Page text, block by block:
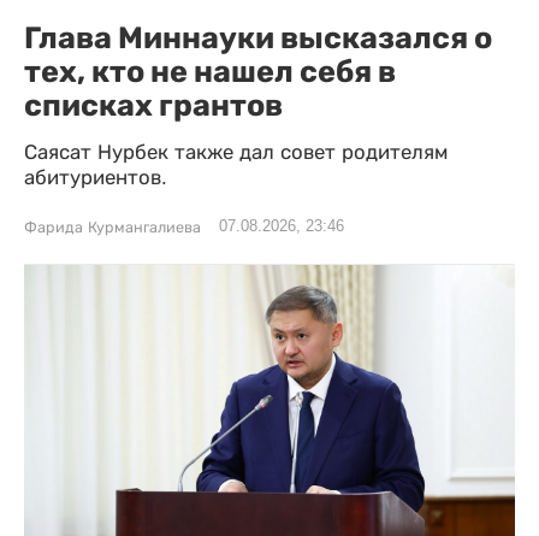
Глава Миннауки высказался о
тех, кто не нашел себя в
списках грантов
Саясат Нурбек также дал совет родителям
абитуриентов.
Фарида Курмангалиева 07.08.2026, 23:46